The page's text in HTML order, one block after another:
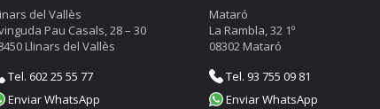
del Vallès
Pau Casals, 28 – 30
Llinars del Vallès
Tel. 602 25 55 77
Enviar WhatsApp
Mataró
La Rambla, 32 1º
08302 Mataró
Tel. 93 755 09 81
Enviar WhatsApp